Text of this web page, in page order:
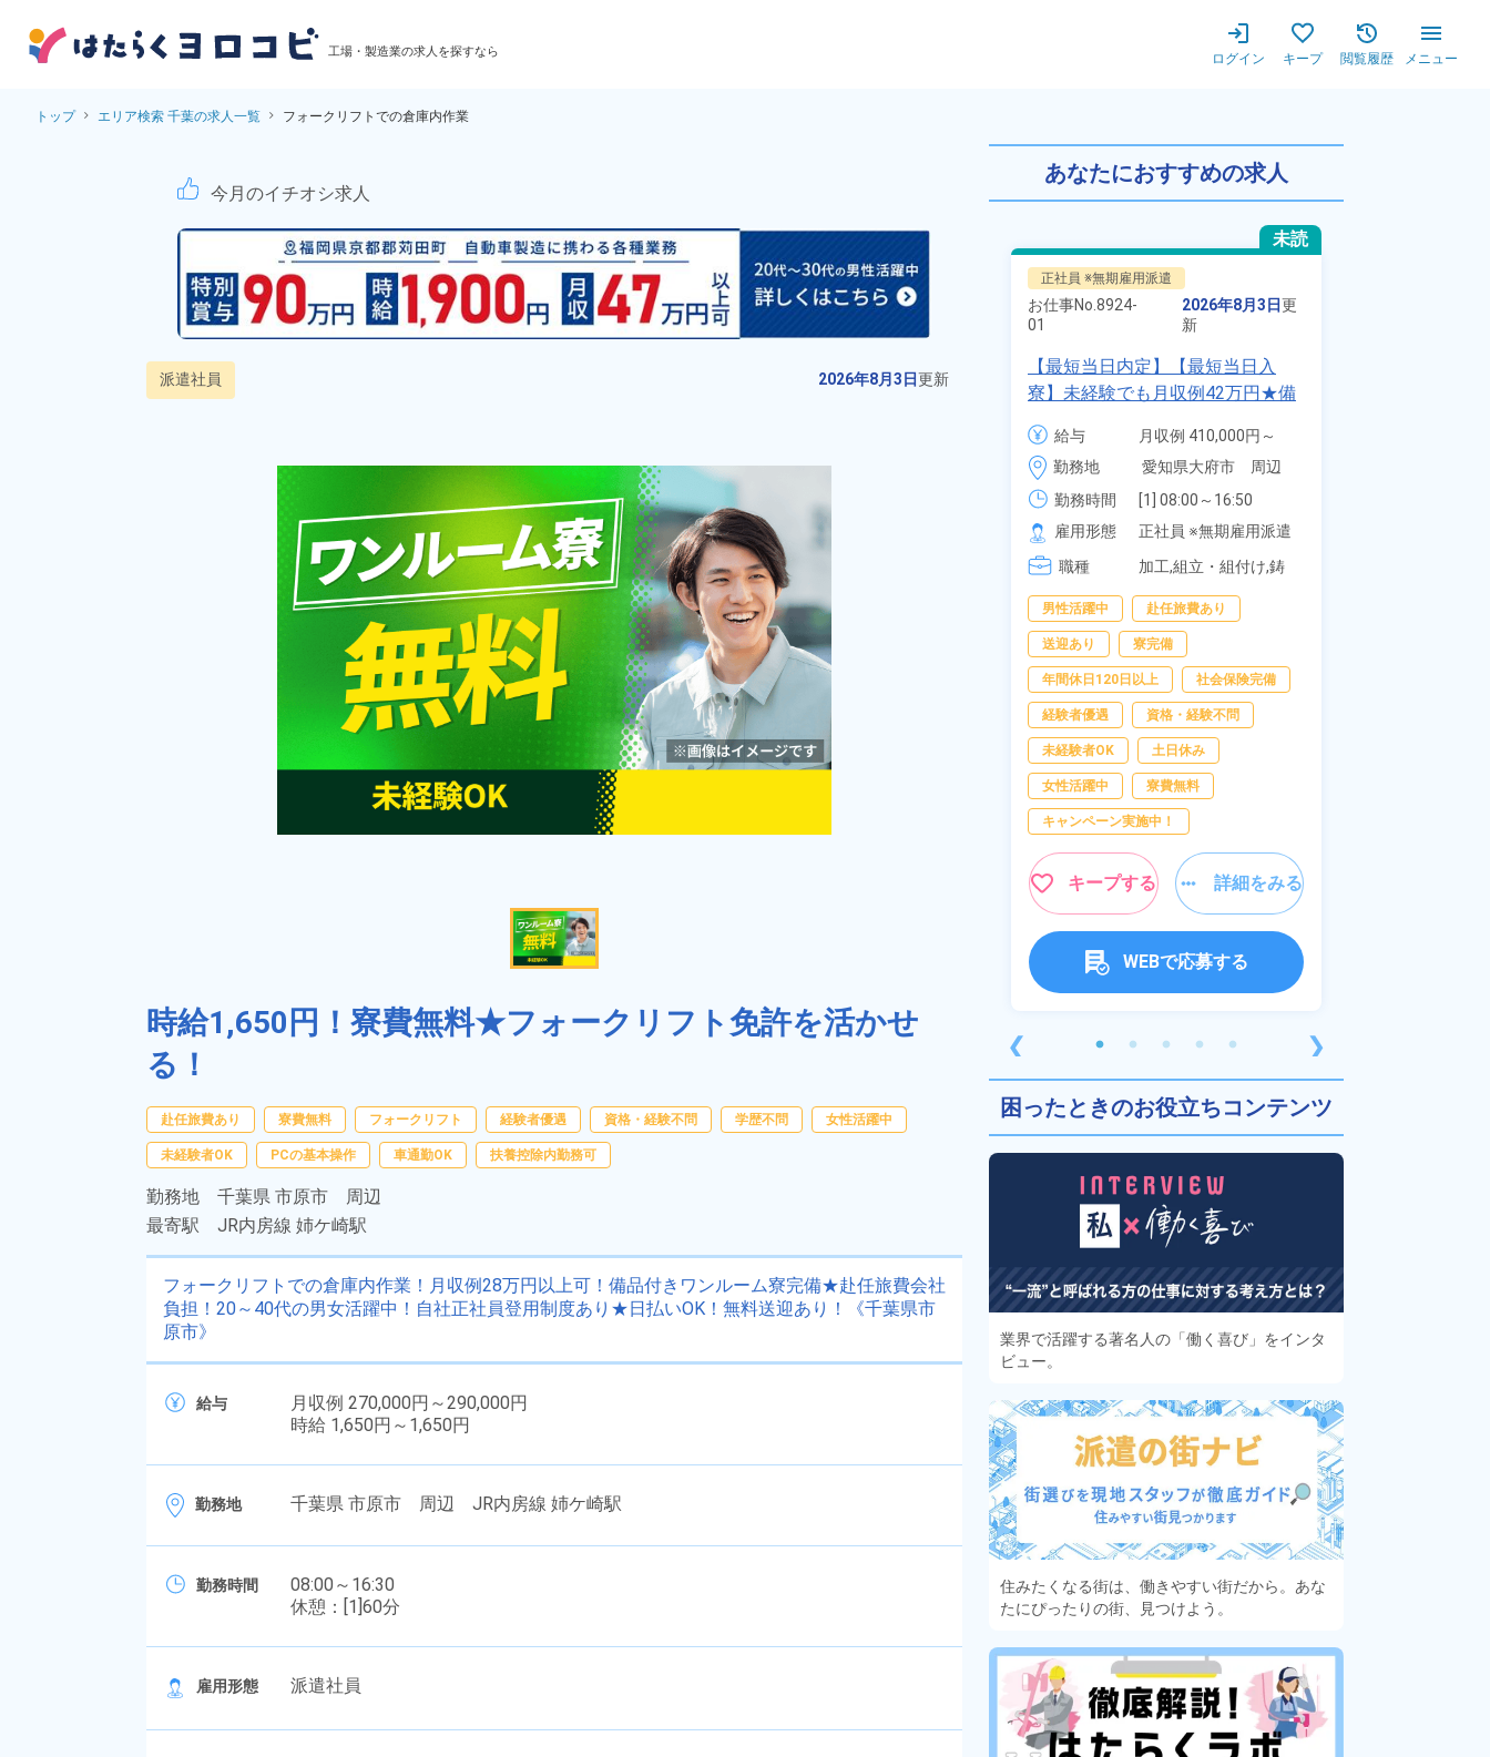
工場・製造業の求人を探すなら ログイン キープ 閲覧履歴 メニュー
トップ エリア検索 千葉の求人一覧 フォークリフトでの倉庫内作業
フォークリフトでの倉庫内作業！月収例28万円以上可！備品付きワンルーム寮
今月のイチオシ求人
派遣社員 2026年8月3日更新
時給1,650円！寮費無料★フォークリフト免許を活かせ
る！
赴任旅費あり 寮費無料 フォークリフト 経験者優遇 資格・経験不問 学歴不問 女性活躍中
未経験者OK PCの基本操作 車通勤OK 扶養控除内勤務可
勤務地 千葉県 市原市 周辺
最寄駅 JR内房線 姉ケ崎駅
フォークリフトでの倉庫内作業！月収例28万円以上可！備品付きワンルーム寮完備★赴任旅費会社
負担！20～40代の男女活躍中！自社正社員登用制度あり★日払いOK！無料送迎あり！《千葉県市
原市》
給与
月収例 270,000円～290,000円
時給 1,650円～1,650円
勤務地 千葉県 市原市 周辺 JR内房線 姉ケ崎駅
勤務時間
08:00～16:30
休憩：[1]60分
雇用形態 派遣社員
あなたにおすすめの求人
❮
未読
派遣社員
お仕事No.
10493-
2026年8月3日
半導体製造装置の製造スタッフ募
市泉区》
260,000円
勤務地
勤務時間
[1] 08:30～17:30
[2] 20:30～05:30
[3] 07:00～16:00
[4] 14:00～23:00
[5] 17:00～02:00
雇用形態
職種
加工,成型,マシンオペレ
ーター,検査,洗浄
男性活躍中 年間休日120日以上
社会保険完備 経験者優遇
資格・経験不問
土日休み
寮完備
未読
正社員 ※無期雇用派遣
お仕事No. 8924-
01
2026年8月3日更
新
【最短当日内定】【最短当日入
寮】未経験でも月収例42万円★備
品付き寮完備＆赴任旅費会社負担
◎昇給・業績賞与あり！組立や塗
装など自動車製造の各種作業！
《愛知県大府市》
給与
月収例 410,000円～
430,000円
月給 277,000円～
277,000円
勤務地
愛知県大府市　周辺
勤務時間
[1] 08:00～16:50
[2] 06:25～15:10
[3] 17:05～01:50
雇用形態
正社員 ※無期雇用派遣
職種
加工,組立・組付け,鋳
男性活躍中 赴任旅費あり
送迎あり 寮完備
年間休日120日以上 社会保険完備
経験者優遇 資格・経験不問
未経験者OK 土日休み
女性活躍中 寮費無料
キャンペーン実施中！
キープする 詳細をみる
WEBで応募する
❯
困ったときのお役立ちコンテンツ
業界で活躍する著名人の「働く喜び」をインタ
ビュー。
住みたくなる街は、働きやすい街だから。あな
たにぴったりの街、見つけよう。